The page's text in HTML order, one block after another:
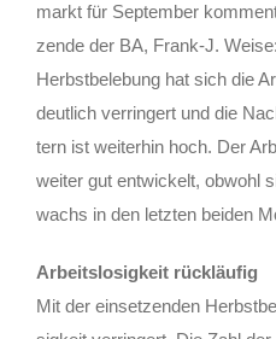
markt für Sep­tem­ber
zen­de der BA, Frank‑J.
Herbst­be­le­bung hat sich die
deut­lich ver­rin­gert und die
tern ist wei­ter­hin hoch. Der
wei­ter gut ent­wi­ckelt, obwohl
wachs in den letz­ten bei­den
Arbeits­lo­sig­keit rückläufig
Mit der ein­set­zen­den